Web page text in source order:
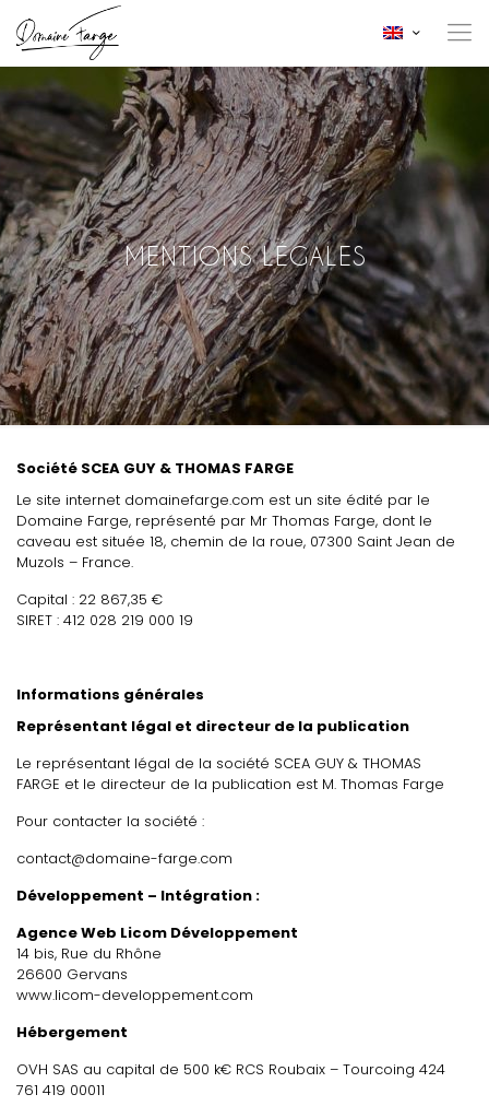
MENTIONS LÉGALES
Société SCEA GUY & THOMAS FARGE
Le site internet domainefarge.com est un site édité par le
Domaine Farge, représenté par Mr Thomas Farge, dont le
caveau est située 18, chemin de la roue, 07300 Saint Jean de
Muzols – France.
Capital : 22 867,35 €
SIRET : 412 028 219 000 19
Informations générales
Représentant légal et directeur de la publication
Le représentant légal de la société SCEA GUY & THOMAS
FARGE et le directeur de la publication est M. Thomas Farge
Pour contacter la société :
contact@domaine-farge.com
Développement – Intégration :
Agence Web Licom Développement
14 bis, Rue du Rhône
26600 Gervans
www.licom-developpement.com
Hébergement
OVH SAS au capital de 500 k€ RCS Roubaix – Tourcoing 424
761 419 00011